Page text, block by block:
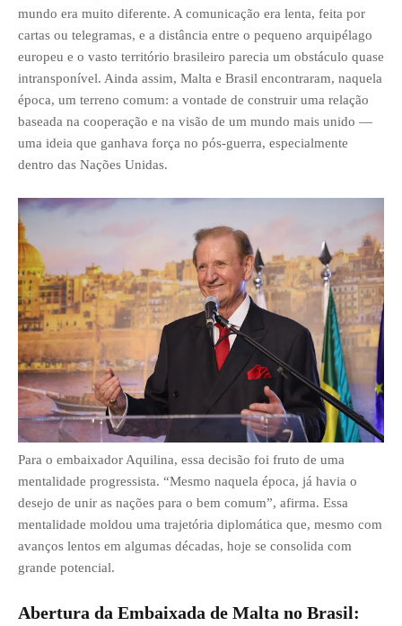
mundo era muito diferente. A comunicação era lenta, feita por
cartas ou telegramas, e a distância entre o pequeno arquipélago
europeu e o vasto território brasileiro parecia um obstáculo quase
intransponível. Ainda assim, Malta e Brasil encontraram, naquela
época, um terreno comum: a vontade de construir uma relação
baseada na cooperação e na visão de um mundo mais unido —
uma ideia que ganhava força no pós-guerra, especialmente
dentro das Nações Unidas.
Para o embaixador Aquilina, essa decisão foi fruto de uma
mentalidade progressista. “Mesmo naquela época, já havia o
desejo de unir as nações para o bem comum”, afirma. Essa
mentalidade moldou uma trajetória diplomática que, mesmo com
avanços lentos em algumas décadas, hoje se consolida com
grande potencial.
Abertura da Embaixada de Malta no Brasil: